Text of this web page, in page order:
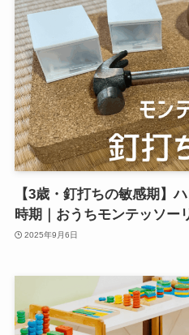
【3歳・釘打ちの敏感期】
時期｜おうちモンテッソー
2025年9月6日